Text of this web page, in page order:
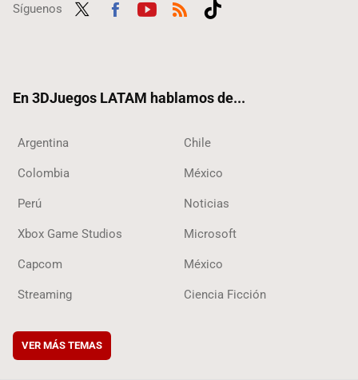
Síguenos
En 3DJuegos LATAM hablamos de...
Argentina Chile
Colombia México
Perú Noticias
Xbox Game Studios Microsoft
Capcom México
Streaming Ciencia Ficción
VER MÁS TEMAS